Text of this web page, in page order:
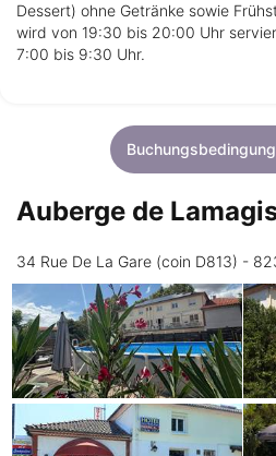
Dessert) ohne Getränke sowie
wird von 19:30 bis 20:00 Uhr
7:00 bis 9:30 Uhr.
Auberge de
34 Rue De La Gare (coin D813) -